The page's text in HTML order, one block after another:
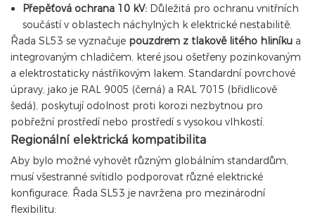
Přepěťová ochrana 10 kV:Důležitá pro ochranu vnitřních
součástí v oblastech náchylných k elektrické nestabilitě.
Řada SL53 se vyznačuje pouzdrem z tlakově litého hliníku a
integrovaným chladičem, které jsou ošetřeny pozinkovaným
a elektrostaticky nástřikovým lakem. Standardní povrchové
úpravy, jako je RAL 9005 (černá) a RAL 7015 (břidlicově
šedá), poskytují odolnost proti korozi nezbytnou pro
pobřežní prostředí nebo prostředí s vysokou vlhkostí.
Regionální elektrická kompatibilita
Aby bylo možné vyhovět různým globálním standardům,
musí všestranné svítidlo podporovat různé elektrické
konfigurace. Řada SL53 je navržena pro mezinárodní
flexibilitu: